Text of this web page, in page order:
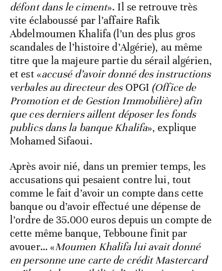
défont dans le ciment». Il se retrouve très
vite éclaboussé par l’affaire Rafik
Abdelmoumen Khalifa (l’un des plus gros
scandales de l’histoire d’Algérie), au même
titre que la majeure partie du sérail algérien,
et est «accusé d’avoir donné des instructions
verbales au directeur des OPGI (Office de
Promotion et de Gestion Immobilière) afin
que ces derniers aillent déposer les fonds
publics dans la banque Khalifa», explique
Mohamed Sifaoui.
Après avoir nié, dans un premier temps, les
accusations qui pesaient contre lui, tout
comme le fait d’avoir un compte dans cette
banque ou d’avoir effectué une dépense de
l’ordre de 35.000 euros depuis un compte de
cette même banque, Tebboune finit par
avouer… «Moumen Khalifa lui avait donné
en personne une carte de crédit Mastercard